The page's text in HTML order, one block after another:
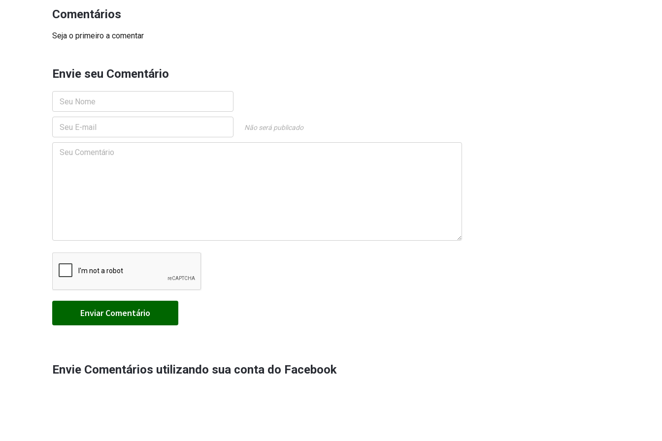
Comentários
Seja o primeiro a comentar
Envie seu Comentário
Não será publicado
Envie Comentários utilizando sua conta do Facebook